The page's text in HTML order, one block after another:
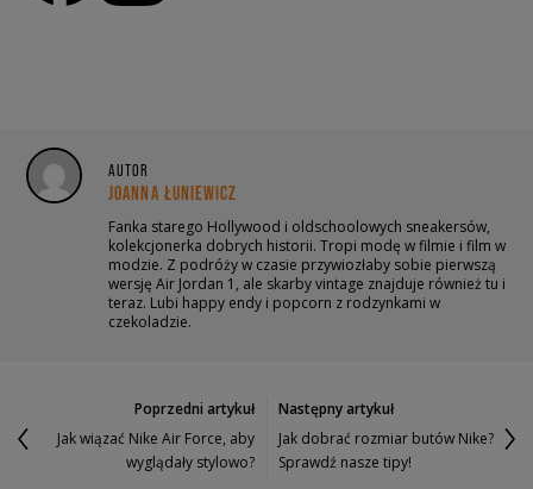
AUTOR
JOANNA ŁUNIEWICZ
Fanka starego Hollywood i oldschoolowych sneakersów,
kolekcjonerka dobrych historii. Tropi modę w filmie i film w
modzie. Z podróży w czasie przywiozłaby sobie pierwszą
wersję Air Jordan 1, ale skarby vintage znajduje również tu i
teraz. Lubi happy endy i popcorn z rodzynkami w
czekoladzie.
Poprzedni artykuł
Jak wiązać Nike Air Force, aby
wyglądały stylowo?
Następny artykuł
Jak dobrać rozmiar butów Nike?
Sprawdź nasze tipy!